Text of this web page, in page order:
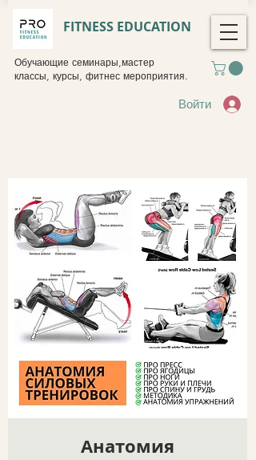
FITNESS EDUCATION
Обучающие семинары,мастер
классы, курсы, фитнес мероприятия.
Войти
Анатомия